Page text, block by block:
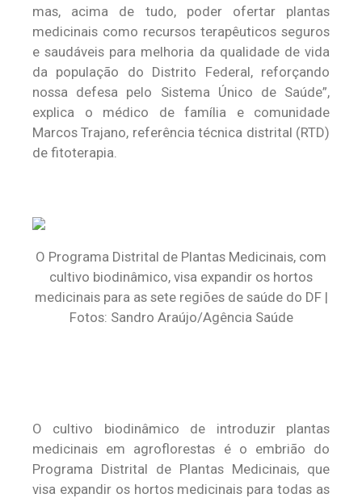
mas, acima de tudo, poder ofertar plantas
medicinais como recursos terapêuticos seguros
e saudáveis para melhoria da qualidade de vida
da população do Distrito Federal, reforçando
nossa defesa pelo Sistema Único de Saúde”,
explica o médico de família e comunidade
Marcos Trajano, referência técnica distrital (RTD)
de fitoterapia.
O Programa Distrital de Plantas Medicinais, com
cultivo biodinâmico, visa expandir os hortos
medicinais para as sete regiões de saúde do DF |
Fotos: Sandro Araújo/Agência Saúde
O cultivo biodinâmico de introduzir plantas
medicinais em agroflorestas é o embrião do
Programa Distrital de Plantas Medicinais, que
visa expandir os hortos medicinais para todas as